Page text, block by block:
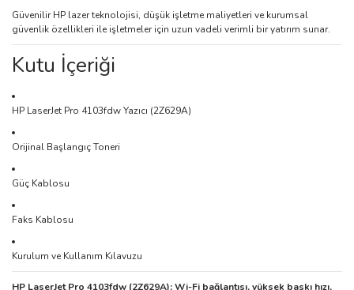
Güvenilir HP lazer teknolojisi, düşük işletme maliyetleri ve kurumsal
güvenlik özellikleri ile işletmeler için uzun vadeli verimli bir yatırım sunar.
Kutu İçeriği
HP LaserJet Pro 4103fdw Yazıcı (2Z629A)
Orijinal Başlangıç Toneri
Güç Kablosu
Faks Kablosu
Kurulum ve Kullanım Kılavuzu
HP LaserJet Pro 4103fdw (2Z629A); Wi-Fi bağlantısı, yüksek baskı hızı,